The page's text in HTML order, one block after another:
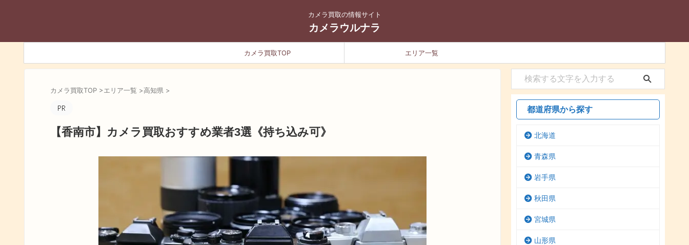
カメラ買取の情報サイト
カメラウルナラ
カメラ買取TOP エリア一覧
カメラ買取TOP >エリア一覧 >高知県 >
【香南市】カメラ買取おすすめ業者3選《持ち込み可》
都道府県から探す
北海道
青森県
岩手県
秋田県
宮城県
山形県